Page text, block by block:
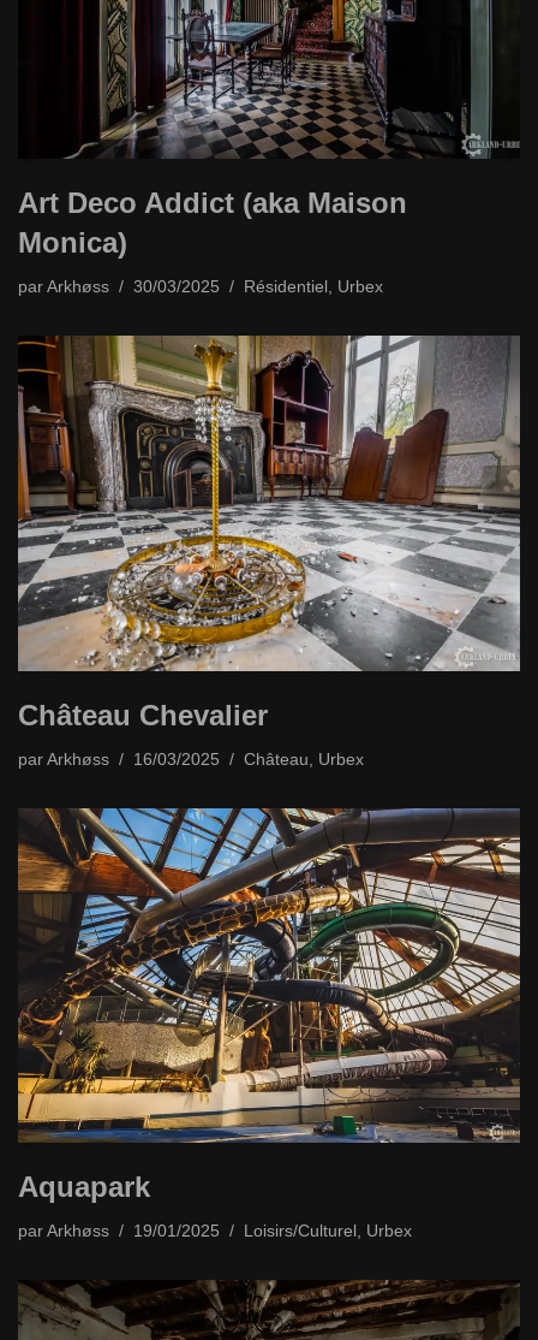
Art Deco Addict (aka Maison
Monica)
par Arkhøss 30/03/2025 Résidentiel , Urbex
Château Chevalier
par Arkhøss 16/03/2025 Château Urbex
Aquapark
par Arkhøss 19/01/2025 Loisirs/Culturel , Urbex